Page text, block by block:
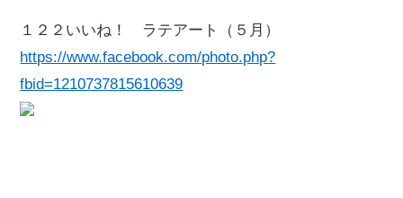
１２２いいね！ ラテアート（５月）
https://www.facebook.com/photo.php?
fbid=1210737815610639